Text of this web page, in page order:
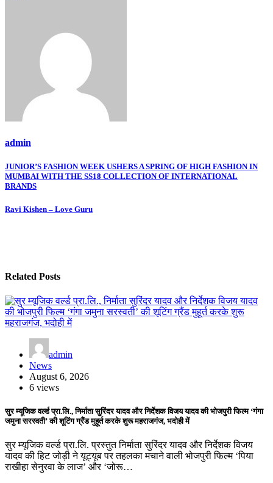
admin
Post
navigation
JUNIOR’S FASHION WEEK USHERS A SPRING OF HIGH FASHION IN
MUMBAI WITH THE SS18 COLLECTION OF INTERNATIONAL
BRANDS
Ravi Kishen – Love Guru
Related Posts
admin
News
August 6, 2026
6 views
सुर म्यूजिक वर्ल्ड प्रा.लि., निर्माता सुरिंदर यादव और निर्देशक विजय यादव की भोजपुरी फिल्म ‘गंगा
जमुना सरस्वती’ की शूटिंग ग्रैंड मुहूर्त करके शुरू महराजगंज, भदोही में
सुर म्यूजिक वर्ल्ड प्रा.लि. प्रस्तुत निर्माता सुरिंदर यादव और निर्देशक विजय
यादव की हिट जोड़ी ने यूट्यूब पर तहलका मचाने वाली भोजपुरी फिल्म ‘पिया
राखीहा सेनुरवा के लाज’ और ‘जोरू…